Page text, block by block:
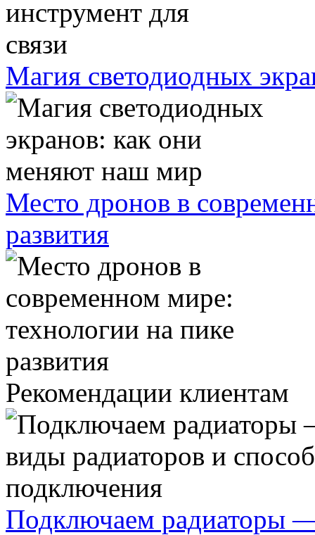
Магия светодиодных
Место дронов в
развития
Рекомендации клиентам
Подключаем радиаторы